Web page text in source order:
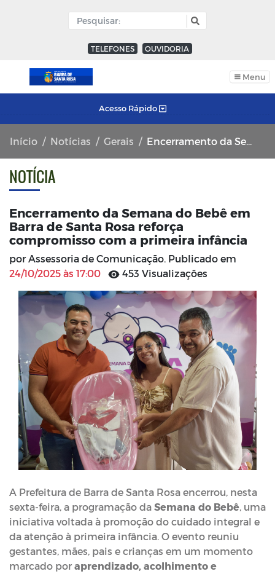
TELEFONES OUVIDORIA
Menu
Acesso Rápido
Início Notícias Gerais Encerramento da Semana do Bebê em Barra de Santa Rosa reforça compromisso com a primeira infância
NOTÍCIA
Encerramento da Semana do Bebê em
Barra de Santa Rosa reforça
compromisso com a primeira infância
por Assessoria de Comunicação. Publicado em
24/10/2025 às 17:00
453 Visualizações
A Prefeitura de Barra de Santa Rosa encerrou, nesta
sexta-feira, a programação da Semana do Bebê, uma
iniciativa voltada à promoção do cuidado integral e
da atenção à primeira infância. O evento reuniu
gestantes, mães, pais e crianças em um momento
marcado por aprendizado, acolhimento e